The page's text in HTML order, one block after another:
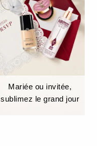
Mariée ou invitée,
sublimez le grand jour